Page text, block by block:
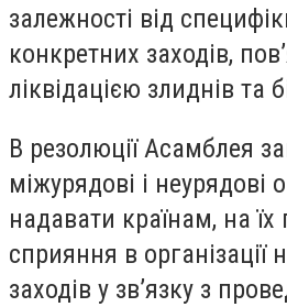
залежності від
конкретних заходів,
ліквідацією злиднів та
В резолюції Асамблея
міжурядові і неурядові
надавати країнам, на їх
сприяння в організації
заходів у зв’язку з